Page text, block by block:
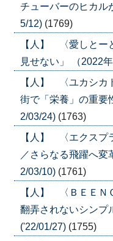
チューバーのヒカル
5/12) (1769)
【人】 〈愛しとー
見せない」 （2022
【人】 〈ユカシカ
街で「栄養」の重要
2/03/24) (1763)
【人】 〈エクスプ
／さらなる飛躍へ変
2/03/10) (1761)
【人】 〈ＢＥＥＮ
翻弄されないシンプ
('22/01/27) (1755)